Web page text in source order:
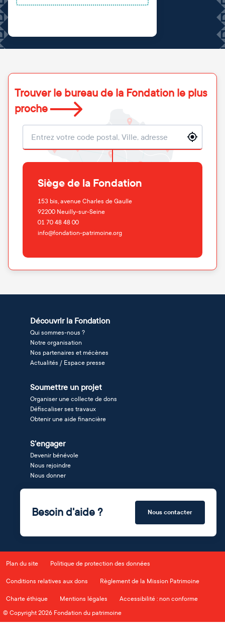
Trouver le bureau de la Fondation le plus
proche
Localisation
Siège de la Fondation
153 bis, avenue Charles de Gaulle
92200 Neuilly-sur-Seine
01 70 48 48 00
info@fondation-patrimoine.org
Découvrir la Fondation
Qui sommes-nous ?
Notre organisation
Nos partenaires et mécènes
Actualités / Espace presse
Soumettre un projet
Organiser une collecte de dons
Défiscaliser ses travaux
Obtenir une aide financière
S'engager
Devenir bénévole
Nous rejoindre
Nous donner
Besoin d'aide ? Nous contacter
Plan du site Politique de protection des données
Conditions relatives aux dons Règlement de la Mission Patrimoine
Charte éthique Mentions légales
Accessibilité : non conforme
© Copyright 2026 Fondation du patrimoine